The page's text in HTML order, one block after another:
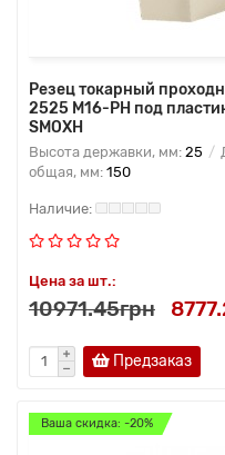
Резец токарный
2525 M16-PH под
SMOXH
Высота державки, мм: 25
общая, мм: 150
Цена за шт.:
10971.45грн
Предзаказ
Ваша скидка: -20%